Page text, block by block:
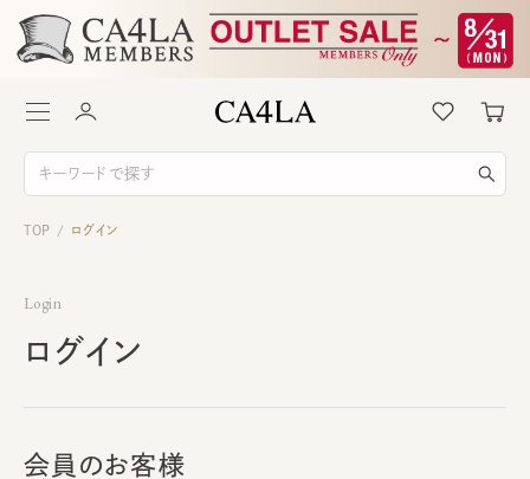
TOP / ログイン
Login
ログイン
会員のお客様